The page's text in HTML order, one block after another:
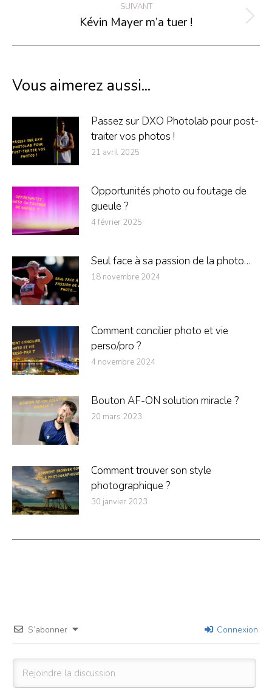
:
SUIVANT
Article
Kévin Mayer m’a tuer !
Vous aimerez aussi...
Passez sur DXO Photolab pour post-
traiter vos photos !
21 avril 2025
Opportunités photo ou foutage de
gueule ?
4 février 2025
Seul face à sa passion de la photo…
18 novembre 2024
Comment concilier photo et vie
perso/pro ?
4 novembre 2024
Bouton AF-ON solution miracle ?
20 mars 2023
Comment trouver son style
photographique ?
30 janvier 2023
S’abonner Connexion